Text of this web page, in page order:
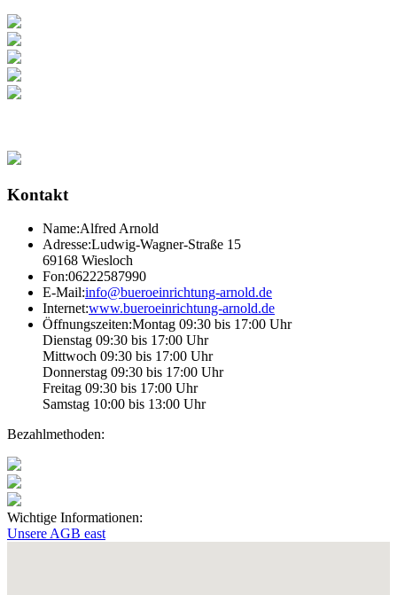
Kontakt
Name:Alfred Arnold
Adresse:Ludwig-Wagner-Straße 15
69168 Wiesloch
Fon:06222587990
E-Mail:info@bueroeinrichtung-arnold.de
Internet:www.bueroeinrichtung-arnold.de
Öffnungs­zeiten:Montag 09:30 bis 17:00 Uhr
Dienstag 09:30 bis 17:00 Uhr
Mittwoch 09:30 bis 17:00 Uhr
Donnerstag 09:30 bis 17:00 Uhr
Freitag 09:30 bis 17:00 Uhr
Samstag 10:00 bis 13:00 Uhr
Bezahlmethoden:
Wichtige Informationen:
Unsere AGB east